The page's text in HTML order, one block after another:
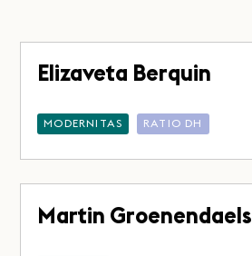
Elizaveta Berquin
MODERNITAS RATIO DH
Martin Groenendaels